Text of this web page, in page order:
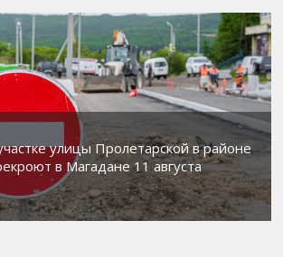
улицы Пролетарской в районе
в Магадане 11 августа